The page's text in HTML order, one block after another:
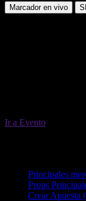
Marcador en vivo
Ir a Evento
Principales
Props
Crear Apuesta